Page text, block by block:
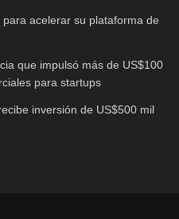
acelerar su plataforma de
que impulsó más de US$100
para startups
inversión de US$500 mil